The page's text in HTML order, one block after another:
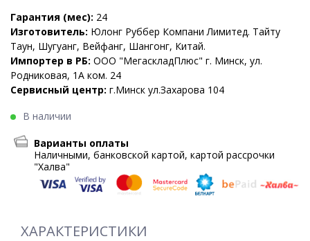
Гарантия (мес): 24
Изготовитель: Юлонг Руббер Компани Лимитед. Тайту
Таун, Шугуанг, Вейфанг, Шангонг, Китай.
Импортер в РБ: ООО "МегаскладПлюс" г. Минск, ул.
Родниковая, 1А ком. 24
Сервисный центр: г.Минск ул.Захарова 104
В наличии
Варианты оплаты
Наличными, банковской картой, картой рассрочки
"Халва"
ХАРАКТЕРИСТИКИ